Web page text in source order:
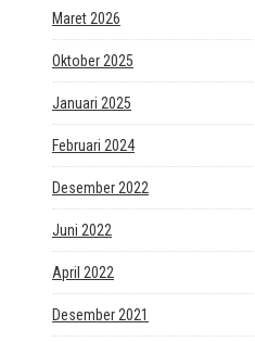
Maret 2026
Oktober 2025
Januari 2025
Februari 2024
Desember 2022
Juni 2022
April 2022
Desember 2021